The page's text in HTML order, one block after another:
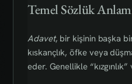
Temel Sözlük
Adavet, bir kişinin başka
kıskançlık, öfke veya
eder. Genellikle